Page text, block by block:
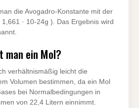
die Avogadro-Konstante mit der
· 10-24g ). Das Ergebnis wird
man ein Mol?
verhältnismäßig leicht die
Volumen bestimmen, da ein Mol
bei Normalbedingungen in
von 22,4 Litern einnimmt.